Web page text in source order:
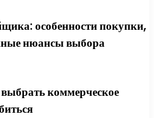
особенности покупки,
нюансы выбора
коммерческое